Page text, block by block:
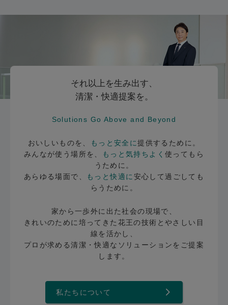
それ以上を生み出す、
清潔・快適提案を。
Solutions Go Above and Beyond
おいしいものを、 もっと安全に提供するために。
みんなが使う場所を、
もっと気持ちよく使ってもら
うために。
あらゆる場面で、
もっと快適に安心して過ごしても
らうために。
家から一歩外に出た社会の現場で、
きれいのために培ってきた花王の技術とやさしい目
線を活かし、
プロが求める清潔・快適なソリューションをご提案
します。
私たちについて